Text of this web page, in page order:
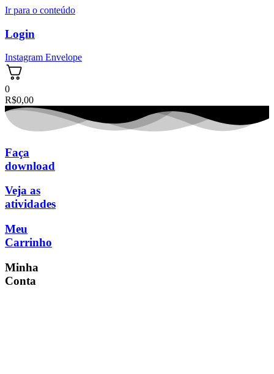
Ir para o conteúdo
Login
Instagram Envelope
0
R$0,00
Faça
download
Veja as
atividades
Meu
Carrinho
Minha
Conta